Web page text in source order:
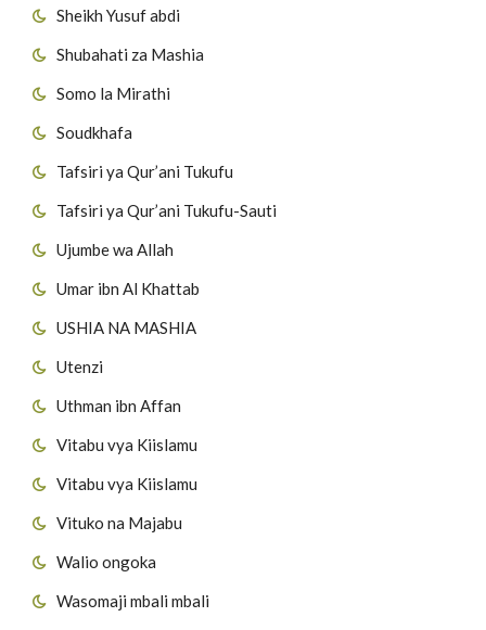
Sheikh Yusuf abdi
Shubahati za Mashia
Somo la Mirathi
Soudkhafa
Tafsiri ya Qur’ani Tukufu
Tafsiri ya Qur’ani Tukufu-Sauti
Ujumbe wa Allah
Umar ibn Al Khattab
USHIA NA MASHIA
Utenzi
Uthman ibn Affan
Vitabu vya Kiislamu
Vitabu vya Kiislamu
Vituko na Majabu
Walio ongoka
Wasomaji mbali mbali